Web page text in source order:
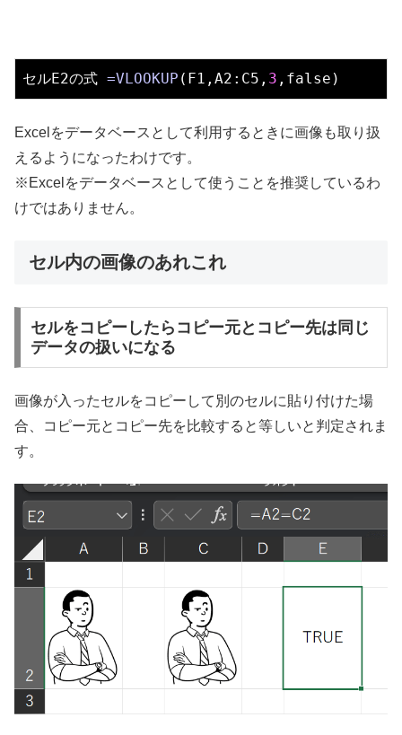
セルE2の式 =VLOOKUP ( F1 , A2 : C5 , 3 ,false)
Excelをデータベースとして利用するときに画像も取り扱
えるようになったわけです。
※Excelをデータベースとして使うことを推奨しているわ
けではありません。
セル内の画像のあれこれ
セルをコピーしたらコピー元とコピー先は同じ
データの扱いになる
画像が入ったセルをコピーして別のセルに貼り付けた場
合、コピー元とコピー先を比較すると等しいと判定されま
す。